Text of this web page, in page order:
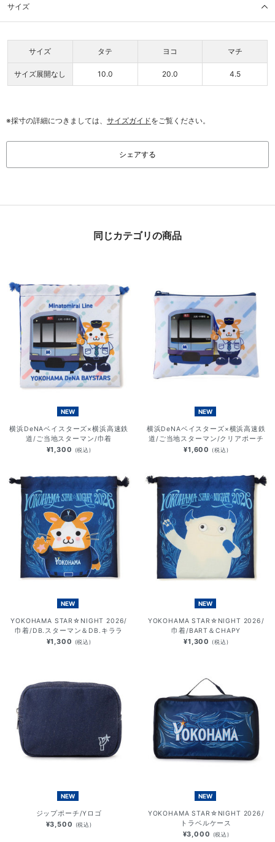
サイズ
サイズ タテ ヨコ マチ
サイズ展開なし 10.0 20.0 4.5
※採寸の詳細につきましては、 サイズガイドをご覧ください。
シェアする
同じカテゴリの商品
NEW
横浜DeNAベイスターズ×横浜高速鉄
道/ご当地スターマン/巾着
¥1,300 (税込)
NEW
横浜DeNAベイスターズ×横浜高速鉄
道/ご当地スターマン/クリアポーチ
¥1,600 (税込)
NEW
YOKOHAMA STAR☆NIGHT 2026/
巾着/DB.スターマン＆DB.キララ
¥1,300 (税込)
NEW
YOKOHAMA STAR☆NIGHT 2026/
巾着/BART＆CHAPY
¥1,300 (税込)
NEW
ジップポーチ/Yロゴ
¥3,500 (税込)
NEW
YOKOHAMA STAR☆NIGHT 2026/
トラベルケース
¥3,000 (税込)